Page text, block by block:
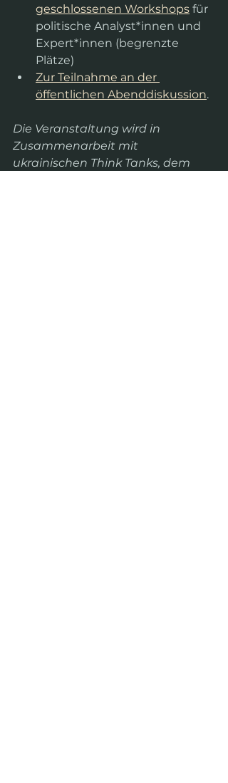
geschlossenen Workshops für
politische Analyst*innen und
Expert*innen (begrenzte
Plätze)
Zur Teilnahme an der
öffentlichen Abenddiskussion.
Die Veranstaltung wird in
Zusammenarbeit mit
ukrainischen Think Tanks, dem